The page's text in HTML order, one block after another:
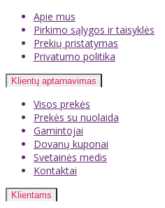
Apie mus
Pirkimo sąlygos ir taisyklės
Prekių pristatymas
Privatumo politika
Klientų aptarnavimas
Visos prekės
Prekės su nuolaida
Gamintojai
Dovanų kuponai
Svetainės medis
Kontaktai
Klientams